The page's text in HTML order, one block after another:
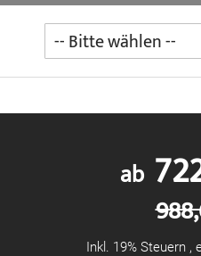
ab
Inkl. 19% Steuern ,